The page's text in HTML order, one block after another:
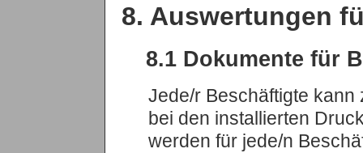
8. Auswertungen
8.1 Dokumente für
Jede/r Beschäftigte kann
bei den installierten
werden für jede/n